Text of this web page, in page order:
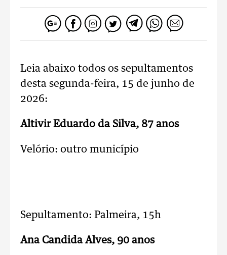
Leia abaixo todos os sepultamentos
desta segunda-feira, 15 de junho de
2026:
Altivir Eduardo da Silva, 87 anos
Velório: outro município
Sepultamento: Palmeira, 15h
Ana Candida Alves, 90 anos